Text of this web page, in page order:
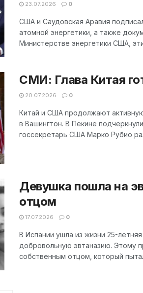
23.07.2026 0
США и Саудовская Аравия
атомной энергетики, а также
Министерстве энергетики США,
СМИ: Глава Китая
20.07.2026 0
Китай и США продолжают
в Вашингтон. В Пекине
госсекретарь США Марко Рубио
Девушка пошла на
отцом
17.07.2026 0
В Испании ушла из жизни 25-
добровольную эвтаназию. Этому
собственным отцом, который